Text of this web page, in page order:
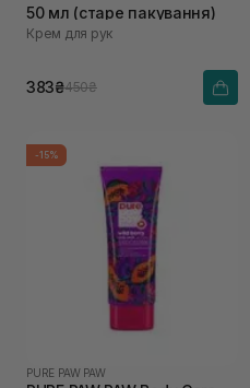
50 мл (старе пакування)
Крем для рук
383₴450₴
-15%
PURE PAW PAW